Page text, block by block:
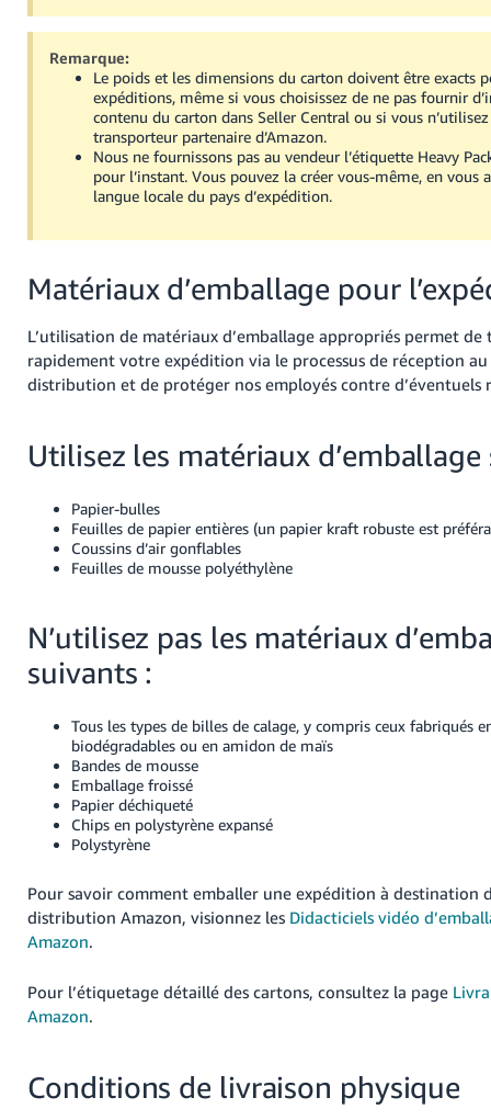
Remarque:
Le poids et les dimensions du carton doivent être exacts
expéditions, même si vous choisissez de ne pas fournir
contenu du carton dans Seller Central ou si vous
transporteur partenaire d’Amazon.
Nous ne fournissons pas au vendeur l’étiquette Heavy
pour l’instant. Vous pouvez la créer vous-même, en vous
langue locale du pays d’expédition.
Matériaux d’emballage pour
L’utilisation de matériaux d’emballage appropriés permet de
rapidement votre expédition via le processus de réception
distribution et de protéger nos employés contre d’éventuels
Utilisez les matériaux
Papier-bulles
Feuilles de papier entières (un papier kraft robuste est
Coussins d’air gonflables
Feuilles de mousse polyéthylène
N’utilisez pas les matériaux
suivants :
Tous les types de billes de calage, y compris ceux fabriqués
biodégradables ou en amidon de maïs
Bandes de mousse
Emballage froissé
Papier déchiqueté
Chips en polystyrène expansé
Polystyrène
Pour savoir comment emballer une expédition à destination
distribution Amazon, visionnez les Didacticiels vidéo
Amazon.
Pour l’étiquetage détaillé des cartons, consultez la page
Amazon.
Conditions de livraison physique